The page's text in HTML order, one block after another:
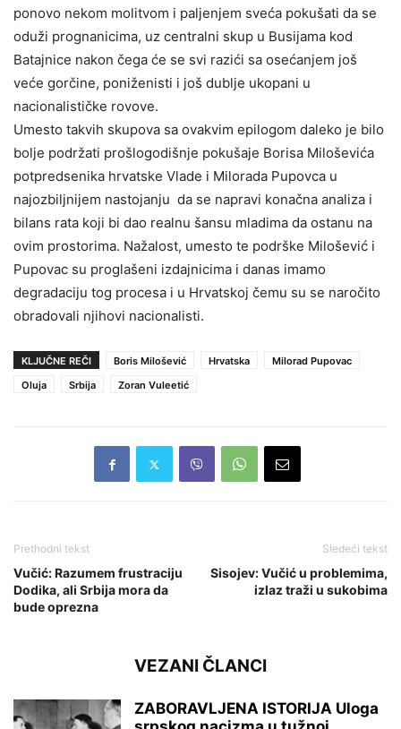
ponovo nekom molitvom i paljenjem sveća pokušati da se
oduži prognanicima, uz centralni skup u Busijama kod
Batajnice nakon čega će se svi razići sa osećanjem još
veće gorčine, poniženisti i još dublje ukopani u
nacionalističke rovove.
Umesto takvih skupova sa ovakvim epilogom daleko je bilo
bolje podržati prošlogodišnje pokušaje Borisa Miloševića
potpredsenika hrvatske Vlade i Milorada Pupovca u
najozbiljnijem nastojanju da se napravi konačna analiza i
bilans rata koji bi dao realnu šansu mladima da ostanu na
ovim prostorima. Nažalost, umesto te podrške Milošević i
Pupovac su proglašeni izdajnicima i danas imamo
degradaciju tog procesa i u Hrvatskoj čemu su se naročito
obradovali njihovi nacionalisti.
KLJUČNE REČI Boris Milošević Hrvatska
Milorad Pupovac
Oluja
Srbija Zoran Vuleetić
Prethodni tekst
Vučić: Razumem frustraciju
Dodika, ali Srbija mora da
bude oprezna
Sledeći tekst
Sisojev: Vučić u problemima,
izlaz traži u sukobima
VEZANI ČLANCI
ZABORAVLJENA ISTORIJA Uloga